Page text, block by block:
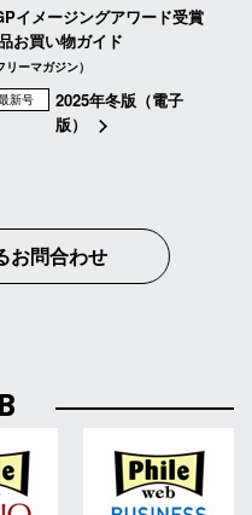
イメージングアワード受賞
お買い物ガイド
リーマガジン）
新号
2025年冬版（電子
版）
お問合わせ